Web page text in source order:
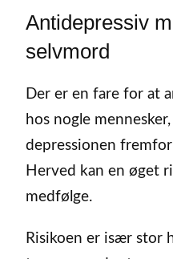
Antidepressiv
selvmord
Der er en fare for at
hos nogle
depressionen
Herved kan en øget
medfølge.
Risikoen er især stor